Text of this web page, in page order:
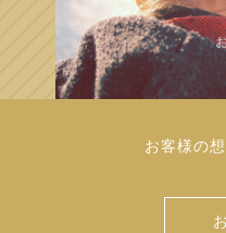
お客様の